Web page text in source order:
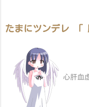
たまにツンデレ 「
心肝血